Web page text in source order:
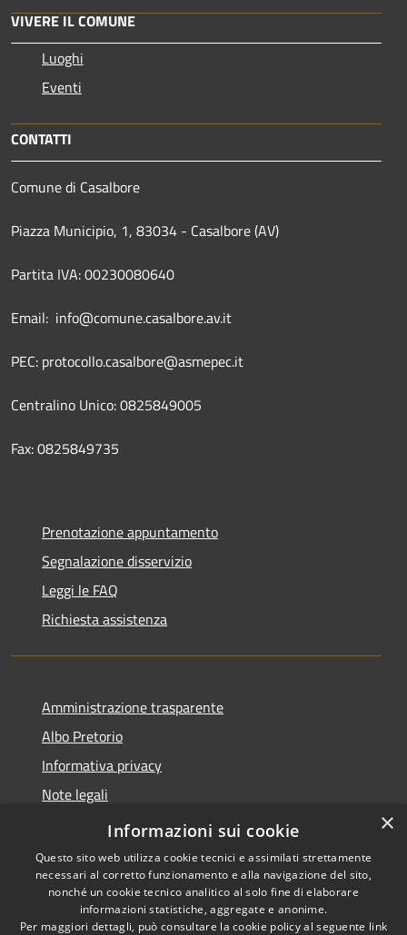
VIVERE IL COMUNE
Luoghi
Eventi
CONTATTI
Comune di Casalbore
Piazza Municipio, 1, 83034 - Casalbore (AV)
Partita IVA: 00230080640
Email: info@comune.casalbore.av.it
PEC: protocollo.casalbore@asmepec.it
Centralino Unico: 0825849005
Fax: 0825849735
Prenotazione appuntamento
Segnalazione disservizio
Leggi le FAQ
Richiesta assistenza
Amministrazione trasparente
Albo Pretorio
Informativa privacy
Note legali
Dichiarazione di accessibilità
Copyright © 2026 • Comune di
×
Informazioni sui cookie
Questo sito web utilizza cookie tecnici e assimilati strettamente
necessari al corretto funzionamento e alla navigazione del sito,
nonché un cookie tecnico analitico al solo fine di elaborare
informazioni statistiche, aggregate e anonime.
Per maggiori dettagli, può consultare la cookie policy al seguente link